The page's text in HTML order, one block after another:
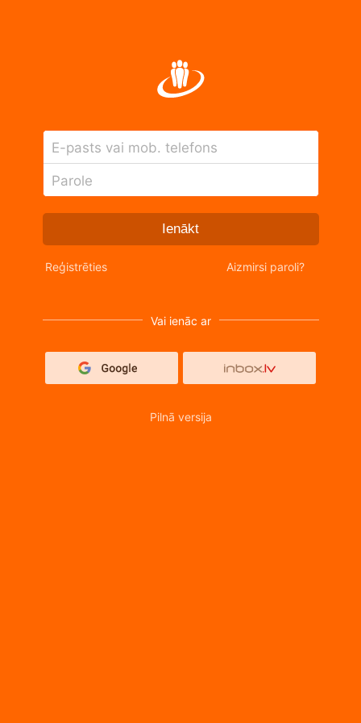
E-pasts vai mob. telefons
Parole
Ienākt
Reģistrēties Aizmirsi paroli?
Vai ienāc ar
Pilnā versija